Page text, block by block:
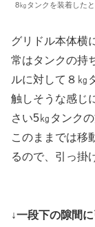
8㎏タンクを装着した
グリドル本体横
常はタンクの持
ルに対して８㎏
触しそうな感じ
さい5㎏タンク
このままでは移
るので、引っ掛
↓一段下の隙間